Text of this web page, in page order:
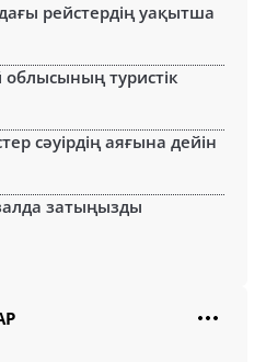
рейстердің уақытша
туристік
сәуірдің аяғына дейін
затыңызды